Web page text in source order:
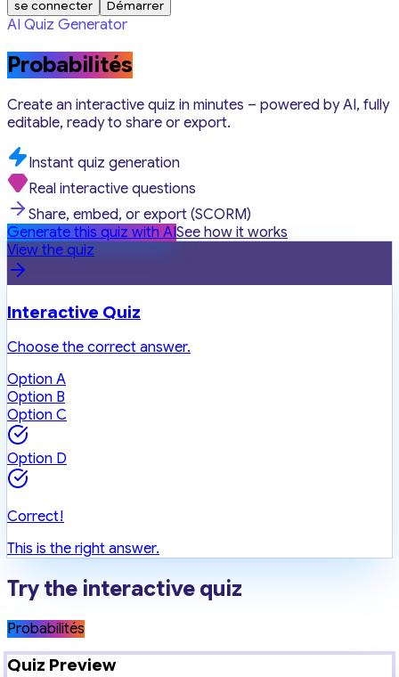
se connecter Démarrer
AI Quiz Generator
Probabilités
Create an interactive quiz in minutes – powered by AI, fully
editable, ready to share or export.
Instant quiz generation
Real interactive questions
Share, embed, or export (SCORM)
Generate this quiz with AISee how it works
View the quiz
Interactive Quiz
Choose the correct answer.
Option A
Option B
Option C
Option D
Correct!
This is the right answer.
Try the interactive quiz
Probabilités
Quiz Preview